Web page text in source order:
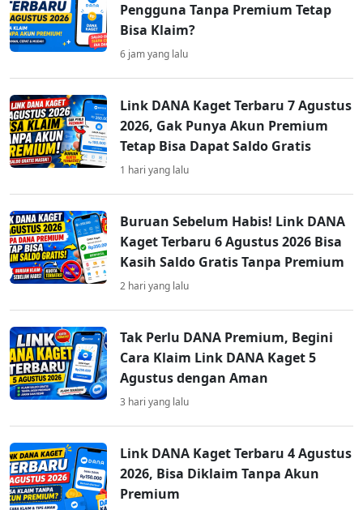
Pengguna Tanpa Premium Tetap
Bisa Klaim?
6 jam yang lalu
Link DANA Kaget Terbaru 7 Agustus
2026, Gak Punya Akun Premium
Tetap Bisa Dapat Saldo Gratis
1 hari yang lalu
Buruan Sebelum Habis! Link DANA
Kaget Terbaru 6 Agustus 2026 Bisa
Kasih Saldo Gratis Tanpa Premium
2 hari yang lalu
Tak Perlu DANA Premium, Begini
Cara Klaim Link DANA Kaget 5
Agustus dengan Aman
3 hari yang lalu
Link DANA Kaget Terbaru 4 Agustus
2026, Bisa Diklaim Tanpa Akun
Premium